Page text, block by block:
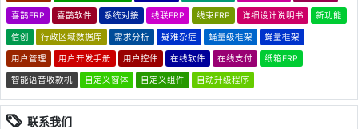
喜鹊ERP 喜鹊软件 系统对接 线联ERP 线束ERP 详细设计说明书 新功能
信创 行政区域数据库 需求分析 疑难杂症 蝇量级框架 蝇量框架
用户管理 用户开发手册 用户控件 在线软件 在线支付 纸箱ERP
智能语音收款机 自定义窗体 自定义组件 自动升级程序
联系我们